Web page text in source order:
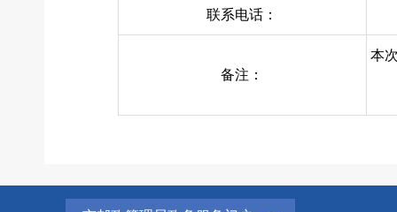
联系电话：
备注：
本